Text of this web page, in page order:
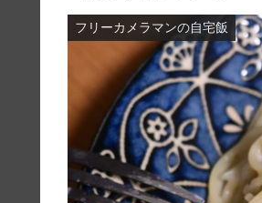
フリーカメラマンの自宅飯